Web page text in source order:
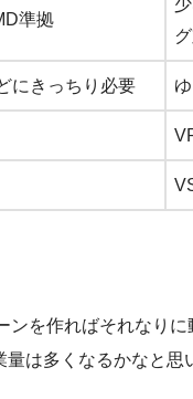
準拠
にきっちり必要
を作ればそれなり
は多くなるかなと思